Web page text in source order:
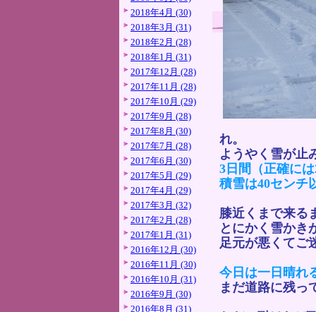
2018年4月 (30)
2018年3月 (31)
2018年2月 (28)
2018年1月 (31)
2017年12月 (28)
2017年11月 (28)
2017年10月 (29)
2017年9月 (28)
2017年8月 (30)
2017年7月 (28)
2017年6月 (30)
2017年5月 (29)
2017年4月 (29)
2017年3月 (32)
2017年2月 (28)
2017年1月 (31)
2016年12月 (30)
2016年11月 (30)
2016年10月 (31)
2016年9月 (30)
2016年8月 (31)
れ。
ようやく雪が止
3日間（正確に
積雪は40センチ
膝近くまで来る
とにかく雪かき
足元が悪くてご
今日は一日晴れ
まだ道路に残っ